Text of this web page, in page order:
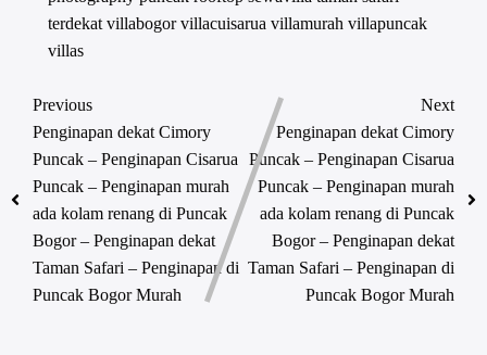
terdekat villabogorvillacuisarua villamurah villapuncak
villas
Previous
Penginapan dekat Cimory
Puncak – Penginapan Cisarua
Puncak – Penginapan murah
ada kolam renang di Puncak
Bogor – Penginapan dekat
Taman Safari – Penginapan di
Puncak Bogor Murah
Next
Penginapan dekat Cimory
Puncak – Penginapan Cisarua
Puncak – Penginapan murah
ada kolam renang di Puncak
Bogor – Penginapan dekat
Taman Safari – Penginapan di
Puncak Bogor Murah